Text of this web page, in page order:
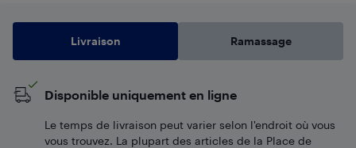
Livraison Ramassage
Disponible uniquement en ligne
Le temps de livraison peut varier selon l'endroit où vous
vous trouvez. La plupart des articles de la Place de